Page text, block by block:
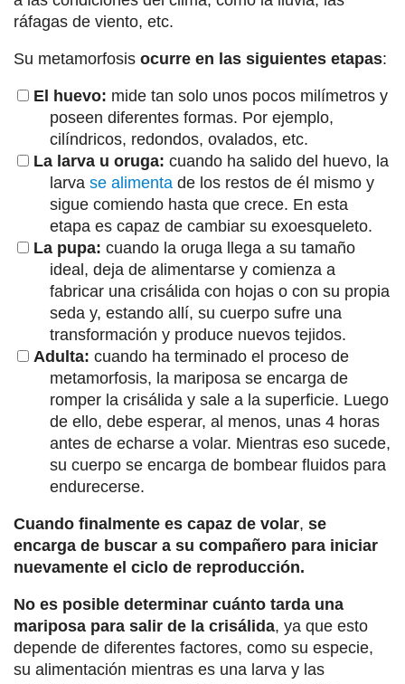
ráfagas de viento, etc.
Su metamorfosis ocurre en las siguientes etapas:
El huevo: mide tan solo unos pocos milímetros y
poseen diferentes formas. Por ejemplo,
cilíndricos, redondos, ovalados, etc.
La larva u oruga: cuando ha salido del huevo, la
larva se alimenta de los restos de él mismo y
sigue comiendo hasta que crece. En esta
etapa es capaz de cambiar su exoesqueleto.
La pupa: cuando la oruga llega a su tamaño
ideal, deja de alimentarse y comienza a
fabricar una crisálida con hojas o con su propia
seda y, estando allí, su cuerpo sufre una
transformación y produce nuevos tejidos.
Adulta: cuando ha terminado el proceso de
metamorfosis, la mariposa se encarga de
romper la crisálida y sale a la superficie. Luego
de ello, debe esperar, al menos, unas 4 horas
antes de echarse a volar. Mientras eso sucede,
su cuerpo se encarga de bombear fluidos para
endurecerse.
Cuando finalmente es capaz de volar, se
encarga de buscar a su compañero para iniciar
nuevamente el ciclo de reproducción.
No es posible determinar cuánto tarda una
mariposa para salir de la crisálida, ya que esto
depende de diferentes factores, como su especie,
su alimentación mientras es una larva y las